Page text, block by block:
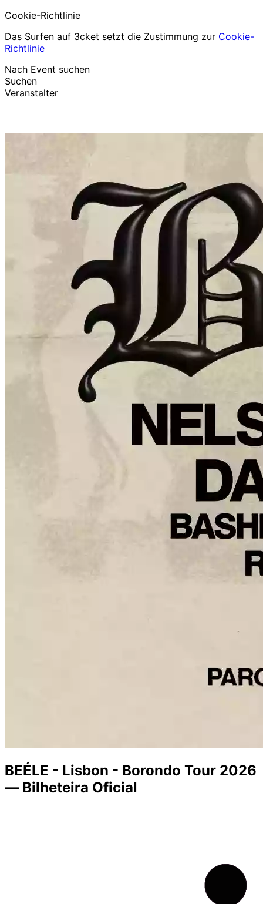
Cookie-Richtlinie
Das Surfen auf 3cket setzt die Zustimmung zur Cookie-
Richtlinie
Nach Event suchen
Suchen
Veranstalter
Deutsch
BEÉLE - Lisbon - Borondo Tour 2026
— Bilheteira Oficial